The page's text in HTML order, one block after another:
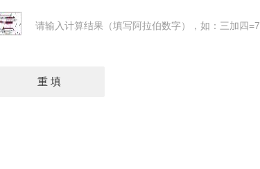
请输入计算结果（填写阿拉伯数字），如：三加四=7